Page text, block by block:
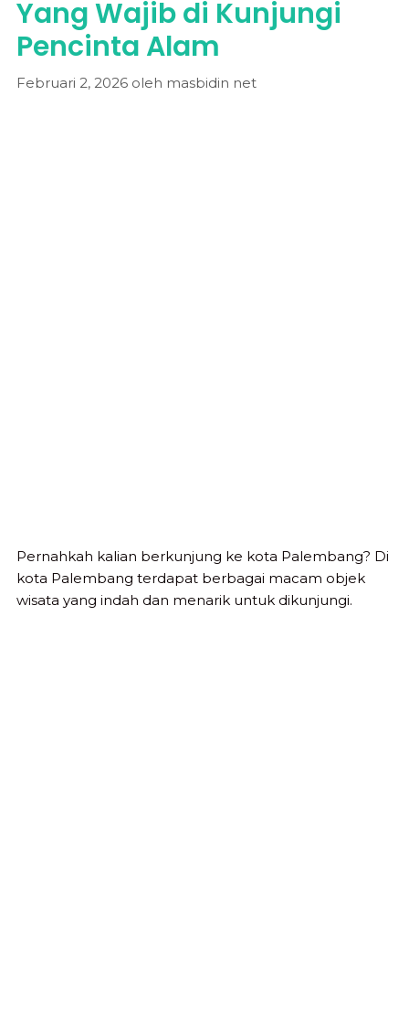
Yang Wajib di Kunjungi
Pencinta Alam
Februari 2, 2026 oleh masbidin net
Pernahkah kalian berkunjung ke kota Palembang? Di
kota Palembang terdapat berbagai macam objek
wisata yang indah dan menarik untuk dikunjungi.